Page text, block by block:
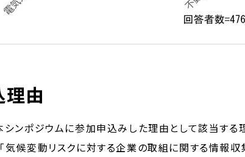
由
シンポジウムに参加申込みした理由として該当す
候変動リスクに対する企業の取組に関する情報収集